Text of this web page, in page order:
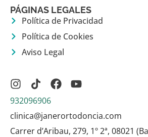
PÁGINAS LEGALES
Política de Privacidad
Política de Cookies
Aviso Legal
932096906
clinica@janerortodoncia.com
Carrer d’Aribau, 279, 1º 2ª, 08021